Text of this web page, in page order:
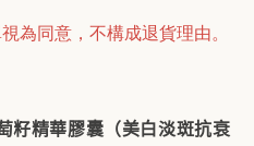
為同意，不構成退貨理由。
精華膠囊（美白淡斑抗衰